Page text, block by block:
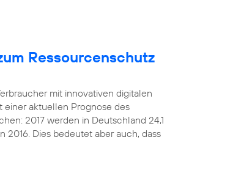
Ressourcenschutz
mit innovativen digitalen
einer aktuellen Prognose des
2017 werden in Deutschland 24,1
Dies bedeutet aber auch, dass